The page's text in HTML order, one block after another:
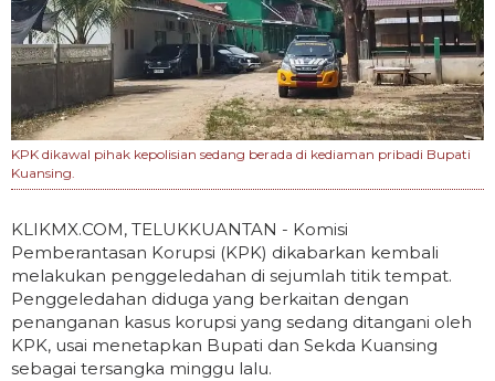
KPK dikawal pihak kepolisian sedang berada di kediaman pribadi Bupati
Kuansing.
KLIKMX.COM, TELUKKUANTAN - Komisi
Pemberantasan Korupsi (KPK) dikabarkan kembali
melakukan penggeledahan di sejumlah titik tempat.
Penggeledahan diduga yang berkaitan dengan
penanganan kasus korupsi yang sedang ditangani oleh
KPK, usai menetapkan Bupati dan Sekda Kuansing
sebagai tersangka minggu lalu.